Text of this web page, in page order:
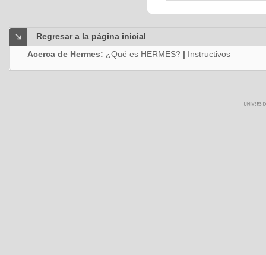
Regresar a la página inicial
Acerca de Hermes: ¿Qué es HERMES? | Instructivos